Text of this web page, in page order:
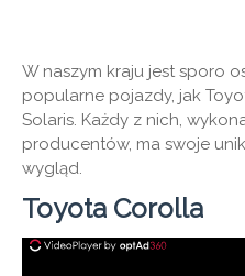
W naszym kraju jest sporo
popularne pojazdy, jak
Solaris. Każdy z nich,
producentów, ma swoje
wygląd.
Toyota Corolla